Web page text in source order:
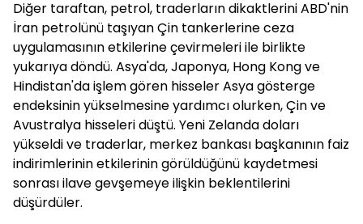
Diğer taraftan, petrol, traderların dikaktlerini ABD'nin
İran petrolünü taşıyan Çin tankerlerine ceza
uygulamasının etkilerine çevirmeleri ile birlikte
yukarıya döndü. Asya'da, Japonya, Hong Kong ve
Hindistan'da işlem gören hisseler Asya gösterge
endeksinin yükselmesine yardımcı olurken, Çin ve
Avustralya hisseleri düştü. Yeni Zelanda doları
yükseldi ve traderlar, merkez bankası başkanının faiz
indirimlerinin etkilerinin görüldüğünü kaydetmesi
sonrası ilave gevşemeye ilişkin beklentilerini
düşürdüler.